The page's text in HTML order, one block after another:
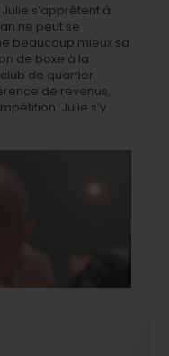
s’apprêtent à
ne peut se
beaucoup mieux sa
de boxe à la
de quartier.
de revenus,
Julie s’y